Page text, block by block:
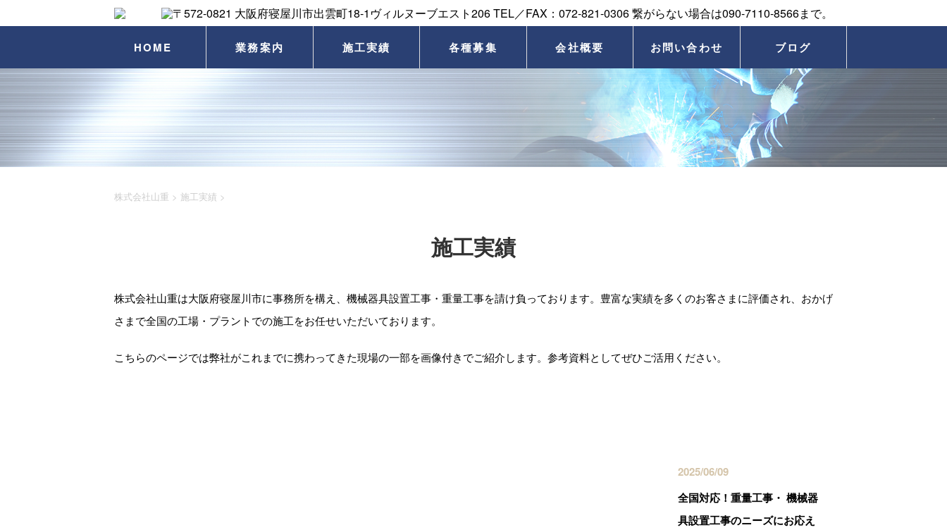
HOME 業務案内 施工実績 各種募集 会社概要 お問い合わせ ブログ
株式会社山重 > 施工実績 >
施工実績
株式会社山重は大阪府寝屋川市に事務所を構え、機械器具設置工事・重量工事を請け負っております。豊富な実績を多くのお客さまに評価され、おかげ
さまで全国の工場・プラントでの施工をお任せいただいております。
こちらのページでは弊社がこれまでに携わってきた現場の一部を画像付きでご紹介します。参考資料としてぜひご活用ください。
2025/06/09
全国対応！重量工事・ 機械器
具設置工事のニーズにお応え